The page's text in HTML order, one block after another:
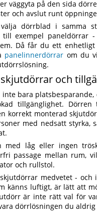
väggyta på den sida
och avslut runt
dörrblad i samma
exempel paneldörrar
Då får du ett
panelinnerdörrar om du
och
bara platsbesparande,
tillgänglighet.
korrekt monterad
med nedsatt styrka,
med låg eller ingen
passage mellan rum,
och rullstol.
medvetet - och
känns luftigt, är lätt att
är inte rätt val för
dörrlösningen du